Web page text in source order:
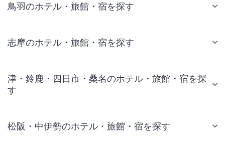
鳥羽のホテル・旅館・宿を探す
志摩のホテル・旅館・宿を探す
津・鈴鹿・四日市・桑名のホテル・旅館・宿を探
す
松阪・中伊勢のホテル・旅館・宿を探す